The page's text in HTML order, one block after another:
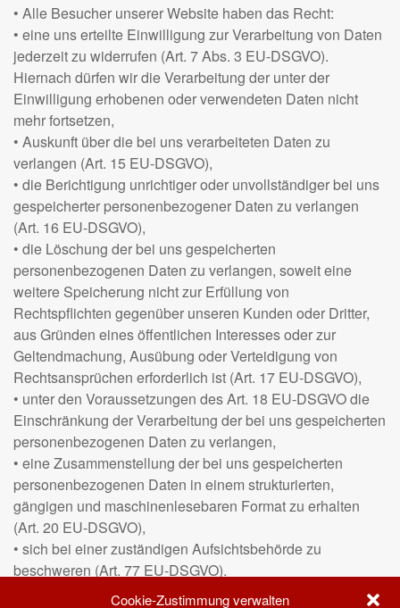
Cookie-Zustimmung verwalten
• Alle Besucher unserer Website haben das Recht:
• eine uns erteilte Einwilligung zur Verarbeitung von Daten
jederzeit zu widerrufen (Art. 7 Abs. 3 EU-DSGVO).
Hiernach dürfen wir die Verarbeitung der unter der
Einwilligung erhobenen oder verwendeten Daten nicht
mehr fortsetzen,
• Auskunft über die bei uns verarbeiteten Daten zu
verlangen (Art. 15 EU-DSGVO),
• die Berichtigung unrichtiger oder unvollständiger bei uns
gespeicherter personenbezogener Daten zu verlangen
(Art. 16 EU-DSGVO),
• die Löschung der bei uns gespeicherten
personenbezogenen Daten zu verlangen, soweit eine
weitere Speicherung nicht zur Erfüllung von
Rechtspflichten gegenüber unseren Kunden oder Dritter,
aus Gründen eines öffentlichen Interesses oder zur
Geltendmachung, Ausübung oder Verteidigung von
Rechtsansprüchen erforderlich ist (Art. 17 EU-DSGVO),
• unter den Voraussetzungen des Art. 18 EU-DSGVO die
Einschränkung der Verarbeitung der bei uns gespeicherten
personenbezogenen Daten zu verlangen,
• eine Zusammenstellung der bei uns gespeicherten
personenbezogenen Daten in einem strukturierten,
gängigen und maschinenlesebaren Format zu erhalten
(Art. 20 EU-DSGVO),
• sich bei einer zuständigen Aufsichtsbehörde zu
beschweren (Art. 77 EU-DSGVO).
• Soweit personenbezogene Daten bei uns aufgrund eines